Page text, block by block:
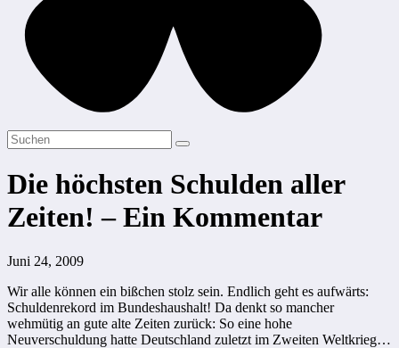
Die höchsten Schulden aller
Zeiten! – Ein Kommentar
Juni 24, 2009
Wir alle können ein bißchen stolz sein. Endlich geht es aufwärts:
Schuldenrekord im Bundeshaushalt! Da denkt so mancher
wehmütig an gute alte Zeiten zurück: So eine hohe
Neuverschuldung hatte Deutschland zuletzt im Zweiten Weltkrieg…